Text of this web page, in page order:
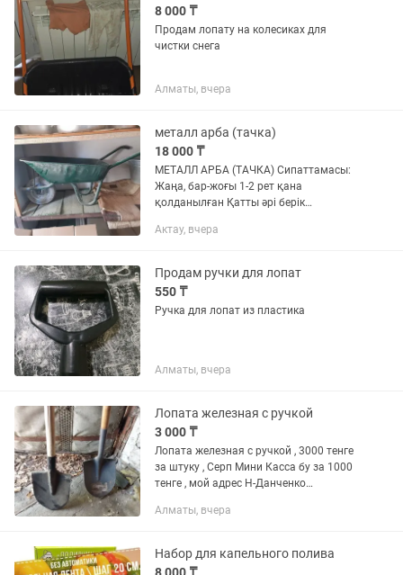
8 000 ₸
Продам лопату на колесиках для
чистки снега
Алматы, вчера
металл арба (тачка)
18 000 ₸
МЕТАЛЛ АРБА (ТАЧКА) Сипаттамасы:
Жаңа, бар-жоғы 1-2 рет қана
қолданылған Қатты әрі берік
бақшада, құрылыс алаңында оңай
ауыр...
Актау, вчера
Продам ручки для лопат
550 ₸
Ручка для лопат из пластика
Алматы, вчера
Лопата железная с ручкой
3 000 ₸
Лопата железная с ручкой , 3000 тенге
за штуку , Серп Мини Касса бу за 1000
тенге , мой адрес Н-Данченко
Алматы, вчера
Набор для капельного полива